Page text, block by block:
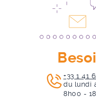
+33 1 41
du lundi
8h00 -